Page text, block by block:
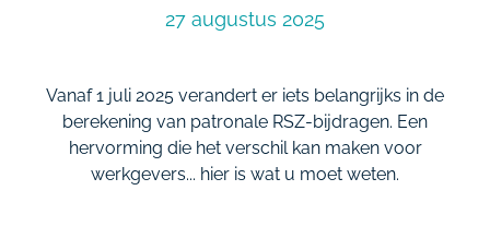
27 augustus 2025
Vanaf 1 juli 2025 verandert er iets belangrijks in de
berekening van patronale RSZ-bijdragen. Een
hervorming die het verschil kan maken voor
werkgevers... hier is wat u moet weten.